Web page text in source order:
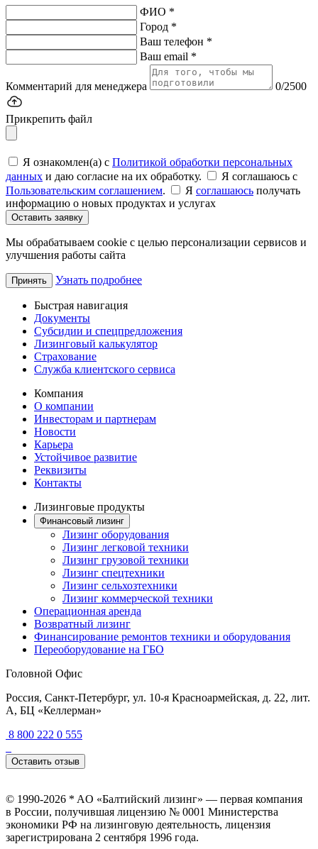
ФИО *
Город *
Ваш телефон *
Ваш email *
Комментарий для менеджера 0/2500
Прикрепить файл
Я ознакомлен(а) с Политикой обработки персональных
данных и даю согласие на их обработку.
Я соглашаюсь c
Пользовательским соглашением. Я соглашаюсь получать
информацию о новых продуктах и услугах
Оставить заявку
Мы обрабатываем cookie с целью персонализации сервисов и
улучшения работы сайта
Принять Узнать подробнее
Быстрая навигация
Документы
Субсидии и спецпредложения
Лизинговый калькулятор
Страхование
Служба клиентского сервиса
Компания
О компании
Инвесторам и партнерам
Новости
Карьера
Устойчивое развитие
Реквизиты
Контакты
Лизинговые продукты
Финансовый лизинг
Лизинг оборудования
Лизинг легковой техники
Лизинг грузовой техники
Лизинг спецтехники
Лизинг сельхозтехники
Лизинг коммерческой техники
Операционная аренда
Возвратный лизинг
Финансирование ремонтов техники и оборудования
Переоборудование на ГБО
Головной Офис
Россия, Санкт-Петербург, ул. 10-я Красноармейская, д. 22, лит.
А, БЦ «Келлерман»
8 800 222 0 555
Оставить отзыв
© 1990-2026 * AO «Балтийский лизинг» — первая компания
в России, получившая лицензию № 0001 Министерства
экономики РФ на лизинговую деятельность, лицензия
зарегистрирована 2 сентября 1996 года.